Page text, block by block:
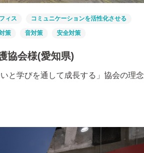
ィス コミュニケーションを活性化させる
策 音対策 安全対策
協会様(愛知県)
と学びを通して成長する」協会の理念